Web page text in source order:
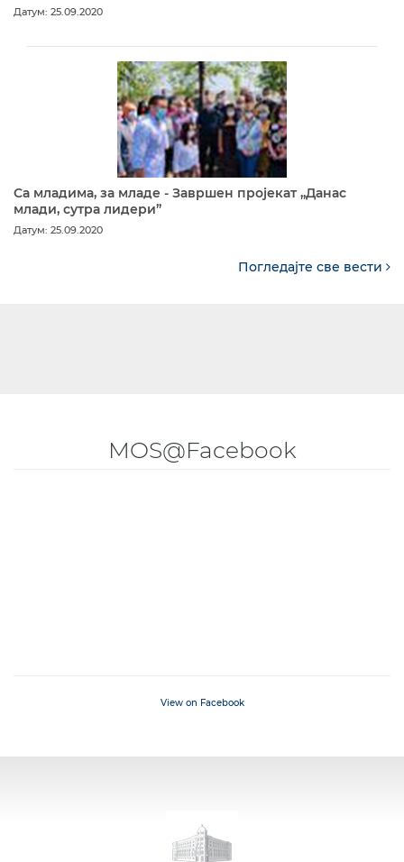
Датум: 25.09.2020
Са младима, за младе - Завршен пројекат „Данас
млади, сутра лидери”
Датум: 25.09.2020
Погледајте све вести
MOS@Facebook
View on Facebook